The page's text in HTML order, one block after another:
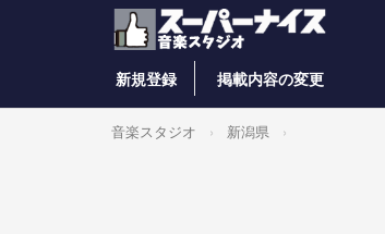
新規登録 掲載内容の変更
音楽スタジオ 新潟県